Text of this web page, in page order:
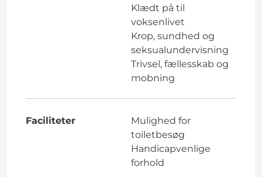
Klædt på til
voksenlivet
Krop, sundhed og
seksualundervisning
Trivsel, fællesskab og
mobning
Faciliteter
Mulighed for
toiletbesøg
Handicapvenlige
forhold